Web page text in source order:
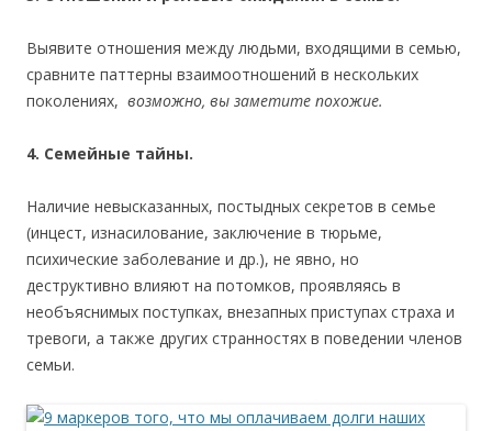
Выявите отношения между людьми, входящими в семью,
сравните паттерны взаимоотношений в нескольких
поколениях, возможно, вы заметите похожие.
4. Семейные тайны.
Наличие невысказанных, постыдных секретов в семье
(инцест, изнасилование, заключение в тюрьме,
психические заболевание и др.), не явно, но
деструктивно влияют на потомков, проявляясь в
необъяснимых поступках, внезапных приступах страха и
тревоги, а также других странностях в поведении членов
семьи.